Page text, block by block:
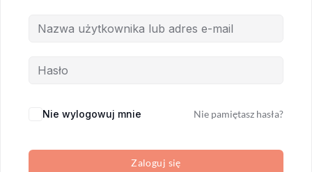
Nie wylogowuj mnie Nie pamiętasz hasła?
Zaloguj się